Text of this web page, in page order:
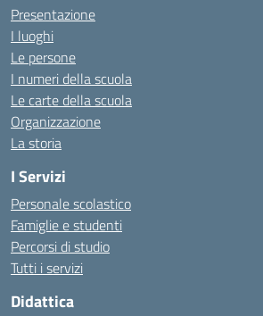
Presentazione
I luoghi
Le persone
I numeri della scuola
Le carte della scuola
Organizzazione
La storia
I Servizi
Personale scolastico
Famiglie e studenti
Percorsi di studio
Tutti i servizi
Didattica